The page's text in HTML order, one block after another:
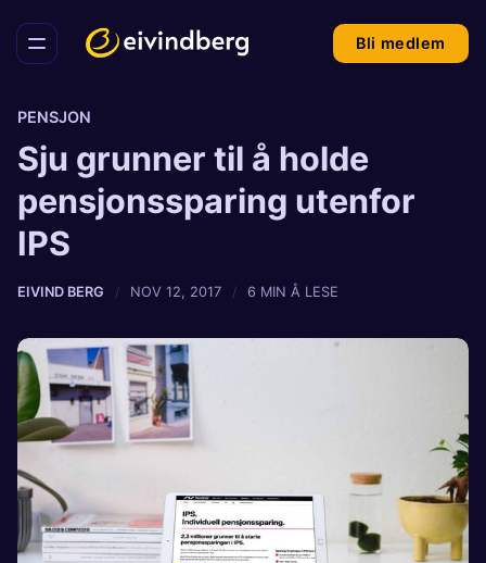
Bli medlem
PENSJON
Sju grunner til å holde
pensjonssparing utenfor
IPS
EIVIND BERG NOV 12, 2017 6 MIN Å LESE